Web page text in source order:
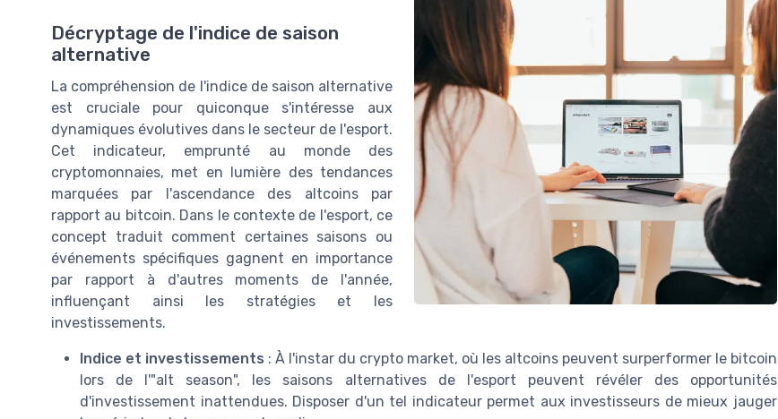
Décryptage de l'indice de saison
alternative
La compréhension de l'indice de saison alternative
est cruciale pour quiconque s'intéresse aux
dynamiques évolutives dans le secteur de l'esport.
Cet indicateur, emprunté au monde des
cryptomonnaies, met en lumière des tendances
marquées par l'ascendance des altcoins par
rapport au bitcoin. Dans le contexte de l'esport, ce
concept traduit comment certaines saisons ou
événements spécifiques gagnent en importance
par rapport à d'autres moments de l'année,
influençant ainsi les stratégies et les
investissements.
Indice et investissements : À l'instar du crypto market, où les altcoins peuvent surperformer le bitcoin
lors de l'"alt season", les saisons alternatives de l'esport peuvent révéler des opportunités
d'investissement inattendues. Disposer d'un tel indicateur permet aux investisseurs de mieux jauger